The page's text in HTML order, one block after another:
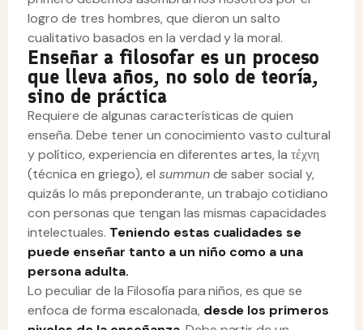
logro de tres hombres, que dieron un salto
cualitativo basados en la verdad y la moral.
Enseñar a filosofar es un proceso
que lleva años, no solo de teoría,
sino de práctica
Requiere de algunas características de quien
enseña. Debe tener un conocimiento vasto cultural
y político, experiencia en diferentes artes, la τέχνη
(técnica en griego), el summunde saber social y,
quizás lo más preponderante, un trabajo cotidiano
con personas que tengan las mismas capacidades
intelectuales. Teniendo estas cualidades se
puede enseñar tanto a un niño como a una
persona adulta.
Lo peculiar de la Filosofía para niños, es que se
enfoca de forma escalonada, desde los primeros